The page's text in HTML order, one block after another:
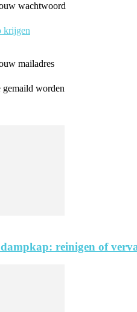
wachtwoord
krijgen
mailadres
gemaild worden
reinigen of